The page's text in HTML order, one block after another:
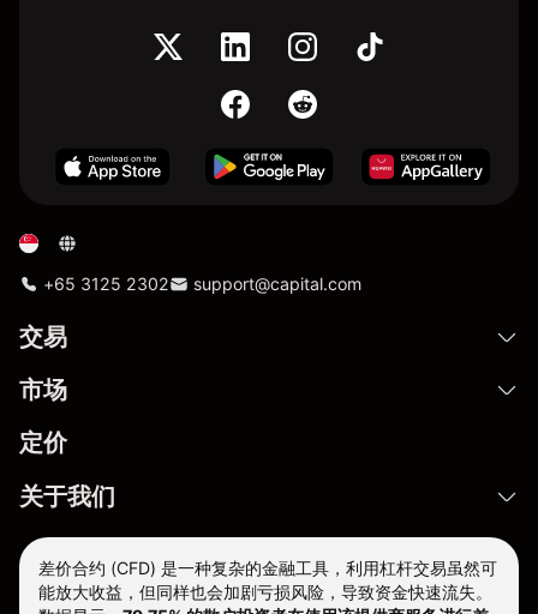
+65 3125 2302 support@capital.com
交易
市场
定价
关于我们
差价合约 (CFD) 是一种复杂的金融工具，利用杠杆交易虽然可
能放大收益，但同样也会加剧亏损风险，导致资金快速流失。